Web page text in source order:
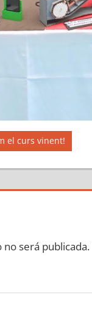
el curs vinent!
será publicada.